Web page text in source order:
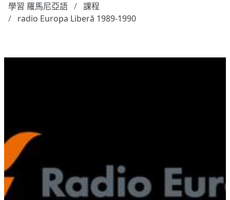
學習 羅馬尼亞語
課程
radio Europa Liberă 1989-1990